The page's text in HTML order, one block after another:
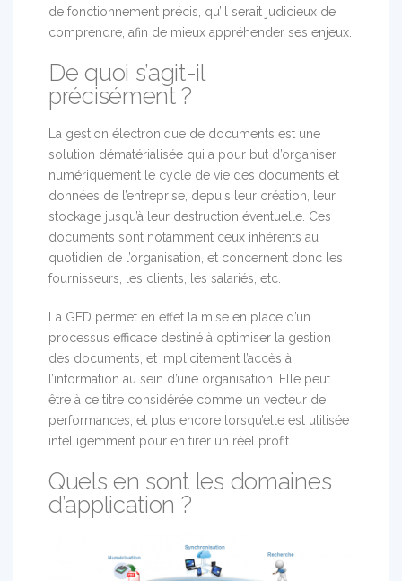
de fonctionnement précis, qu’il serait judicieux de
comprendre, afin de mieux appréhender ses enjeux.
De quoi s’agit-il
précisément ?
La gestion électronique de documents est une
solution dématérialisée qui a pour but d’organiser
numériquement le cycle de vie des documents et
données de l’entreprise, depuis leur création, leur
stockage jusqu’à leur destruction éventuelle. Ces
documents sont notamment ceux inhérents au
quotidien de l’organisation, et concernent donc les
fournisseurs, les clients, les salariés, etc.
La GED permet en effet la mise en place d’un
processus efficace destiné à optimiser la gestion
des documents, et implicitement l’accès à
l’information au sein d’une organisation. Elle peut
être à ce titre considérée comme un vecteur de
performances, et plus encore lorsqu’elle est utilisée
intelligemment pour en tirer un réel profit.
Quels en sont les domaines
d’application ?